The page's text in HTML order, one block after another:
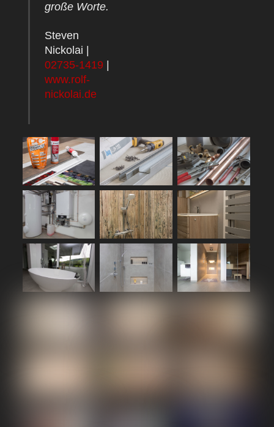
große Worte.
Steven
Nickolai |
02735-1419 |
www.rolf-
nickolai.de